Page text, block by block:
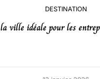
DESTINATION
ville idéale pour les